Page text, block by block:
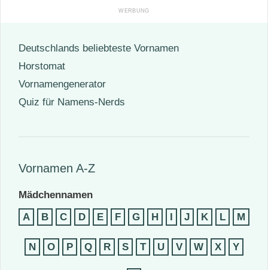
Deutschlands beliebteste Vornamen
Horstomat
Vornamengenerator
Quiz für Namens-Nerds
Vornamen A-Z
Mädchennamen
A
B C D E F G H I J K L M
N O P Q R S T U V W X Y